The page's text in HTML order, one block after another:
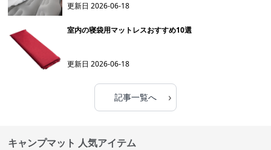
更新日2026-06-18
室内の寝袋用マットレスおすすめ10選
更新日2026-06-18
記事一覧へ ›
キャンプマット 人気アイテム